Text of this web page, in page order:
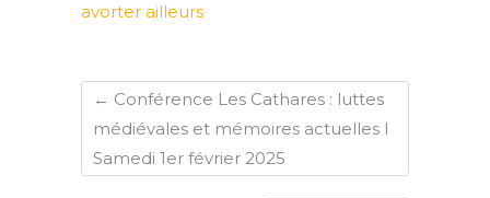
avorter ailleurs
← Conférence Les Cathares : luttes
médiévales et mémoires actuelles I
Samedi 1er février 2025